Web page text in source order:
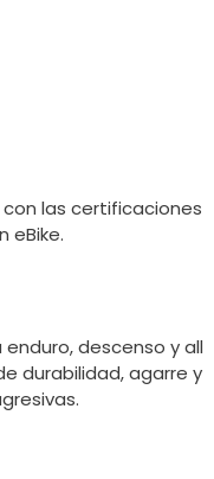
las certificaciones
eBike.
descenso y all
durabilidad, agarre y